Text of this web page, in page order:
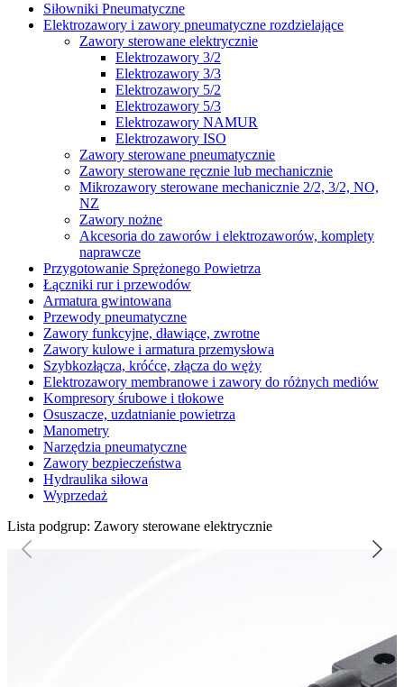
Siłowniki Pneumatyczne
Elektrozawory i zawory pneumatyczne rozdzielające
Zawory sterowane elektrycznie
Elektrozawory 3/2
Elektrozawory 3/3
Elektrozawory 5/2
Elektrozawory 5/3
Elektrozawory NAMUR
Elektrozawory ISO
Zawory sterowane pneumatycznie
Zawory sterowane ręcznie lub mechanicznie
Mikrozawory sterowane mechanicznie 2/2, 3/2, NO,
NZ
Zawory nożne
Akcesoria do zaworów i elektrozaworów, komplety
naprawcze
Przygotowanie Sprężonego Powietrza
Łączniki rur i przewodów
Armatura gwintowana
Przewody pneumatyczne
Zawory funkcyjne, dławiące, zwrotne
Zawory kulowe i armatura przemysłowa
Szybkozłącza, króćce, złącza do węży
Elektrozawory membranowe i zawory do różnych mediów
Kompresory śrubowe i tłokowe
Osuszacze, uzdatnianie powietrza
Manometry
Narzędzia pneumatyczne
Zawory bezpieczeństwa
Hydraulika siłowa
Wyprzedaż
Lista podgrup: Zawory sterowane elektrycznie